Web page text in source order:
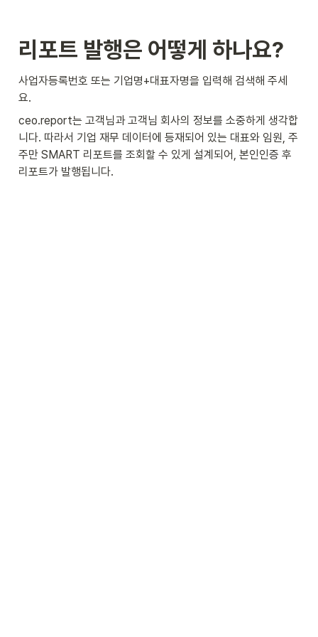
리포트 발행은 어떻게 하나요?
사업자등록번호 또는 기업명+대표자명을 입력해 검색해 주세
요.
ceo.report는 고객님과 고객님 회사의 정보를 소중하게 생각합
니다. 따라서 기업 재무 데이터에 등재되어 있는 대표와 임원, 주
주만 SMART 리포트를 조회할 수 있게 설계되어, 본인인증 후
리포트가 발행됩니다.